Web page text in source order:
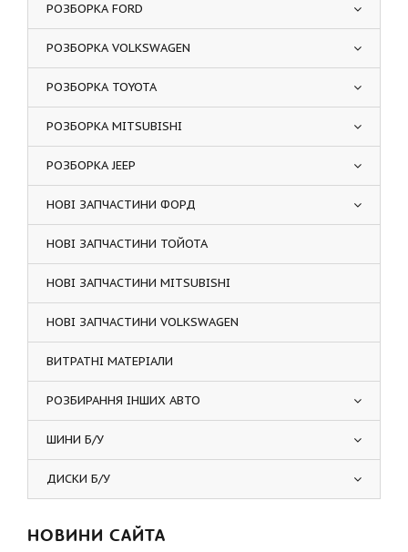
РОЗБОРКА FORD
РОЗБОРКА VOLKSWAGEN
РОЗБОРКА TOYOTA
РОЗБОРКА MITSUBISHI
РОЗБОРКА JEEP
НОВІ ЗАПЧАСТИНИ ФОРД
НОВІ ЗАПЧАСТИНИ ТОЙОТА
НОВІ ЗАПЧАСТИНИ MITSUBISHI
НОВІ ЗАПЧАСТИНИ VOLKSWAGEN
ВИТРАТНІ МАТЕРІАЛИ
РОЗБИРАННЯ ІНШИХ АВТО
ШИНИ Б/У
ДИСКИ Б/У
НОВИНИ САЙТА